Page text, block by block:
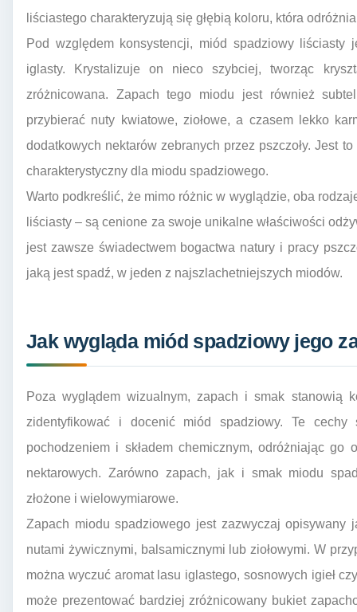
liściastego charakteryzują się głębią koloru, która
Pod względem konsystencji, miód spadziowy
iglasty. Krystalizuje on nieco szybciej, tworząc
zróżnicowana. Zapach tego miodu jest również
przybierać nuty kwiatowe, ziołowe, a czasem lekko
dodatkowych nektarów zebranych przez pszczoły. Jest
charakterystyczny dla miodu spadziowego.
Warto podkreślić, że mimo różnic w wyglądzie, oba
liściasty – są cenione za swoje unikalne właściwości
jest zawsze świadectwem bogactwa natury i pracy
jaką jest spadź, w jeden z najszlachetniejszych miodów.
Jak wygląda miód spadziowy jego
Poza wyglądem wizualnym, zapach i smak stanowią
zidentyfikować i docenić miód spadziowy. Te
pochodzeniem i składem chemicznym, odróżniając go
nektarowych. Zarówno zapach, jak i smak miodu
złożone i wielowymiarowe.
Zapach miodu spadziowego jest zazwyczaj opisywany
nutami żywicznymi, balsamicznymi lub ziołowymi. W
można wyczuć aromat lasu iglastego, sosnowych igieł
może prezentować bardziej zróżnicowany bukiet